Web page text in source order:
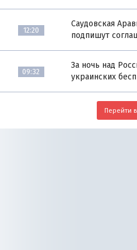
12:20
Саудовская
подпишут
09:32
За ночь над
украинских
Перейти